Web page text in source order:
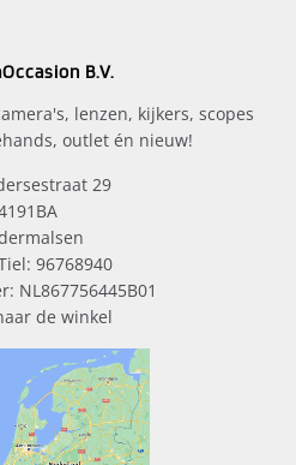
B.V.
lenzen, kijkers, scopes
outlet én nieuw!
29
96768940
NL867756445B01
de winkel